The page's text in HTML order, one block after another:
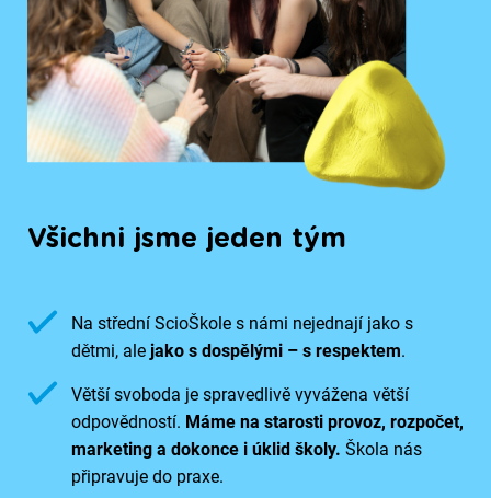
Všichni jsme jeden tým
Na střední ScioŠkole s námi nejednají jako s
dětmi, ale jako s dospělými – s respektem.
Větší svoboda je spravedlivě vyvážena větší
odpovědností. Máme na starosti provoz, rozpočet,
marketing a dokonce i úklid školy. Škola nás
připravuje do praxe.